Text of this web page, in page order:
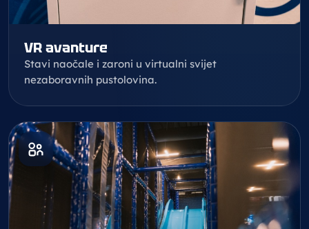
VR avanture
Stavi naočale i zaroni u virtualni svijet
nezaboravnih pustolovina.